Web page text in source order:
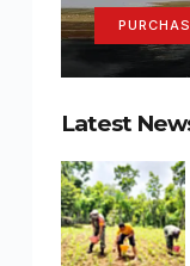
Latest